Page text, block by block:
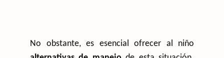
No obstante, es esencial ofrecer al niño